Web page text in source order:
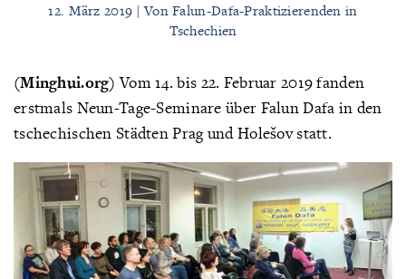
12. März 2019 | Von Falun-Dafa-Praktizierenden in
Tschechien
(Minghui.org)Vom 14. bis 22. Februar 2019 fanden
erstmals Neun-Tage-Seminare über Falun Dafa in den
tschechischen Städten Prag und Holešov statt.